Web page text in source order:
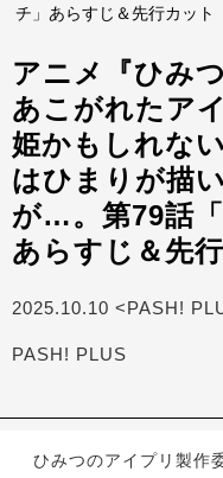
チ」あらすじ＆先行カット
アニメ『ひみ
あこがれたア
姫かもしれな
はひまりが描
が…。第79話
あらすじ＆先
2025.10.10 <PASH!
PASH! PLUS
ひみつのアイプリ製作